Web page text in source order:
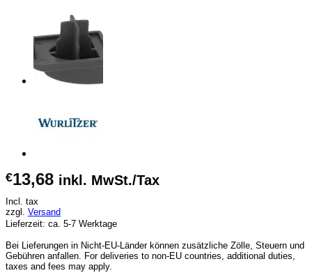
€13,68 inkl. MwSt./Tax
Incl. tax
zzgl. Versand
Lieferzeit: ca. 5-7 Werktage
Bei Lieferungen in Nicht-EU-Länder können zusätzliche Zölle, Steuern und
Gebühren anfallen. For deliveries to non-EU countries, additional duties,
taxes and fees may apply.